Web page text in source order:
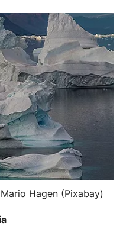
Hagen (Pixabay)